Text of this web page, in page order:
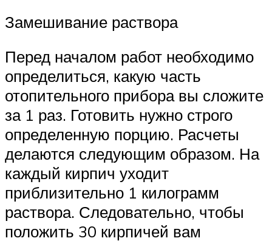
Замешивание раствора
Перед началом работ необходимо
определиться, какую часть
отопительного прибора вы сложите
за 1 раз. Готовить нужно строго
определенную порцию. Расчеты
делаются следующим образом. На
каждый кирпич уходит
приблизительно 1 килограмм
раствора. Следовательно, чтобы
положить 30 кирпичей вам